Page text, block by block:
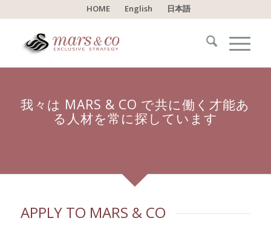
HOME English 日本語
我々は MARS & CO で共に働く才能あ
る人材を常に探しています
APPLY TO MARS &CO